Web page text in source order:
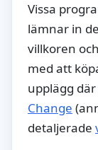
Vissa
lämnar in
villkoren
med att
upplägg
Change
detaljerade